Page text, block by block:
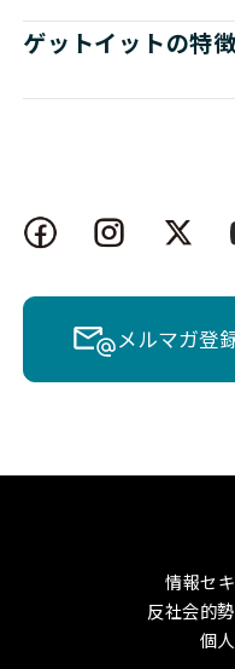
ゲットイットの特徴
メルマガ登
情報セ
反社会的
個